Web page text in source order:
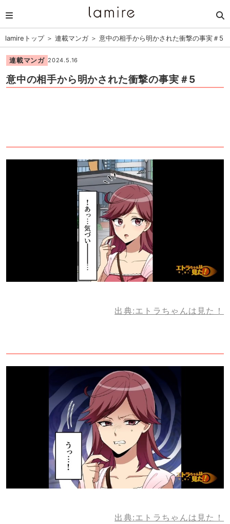
lamireトップ＞ 連載マンガ＞ 意中の相手から明かされた衝撃の事実＃5
連載マンガ 2024.5.16
意中の相手から明かされた衝撃の事実＃5
出典:エトラちゃんは見た！
出典:エトラちゃんは見た！